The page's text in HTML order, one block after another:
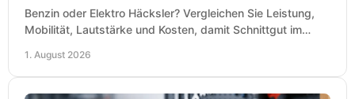
Benzin oder Elektro Häcksler? Vergleichen Sie Leistung,
Mobilität, Lautstärke und Kosten, damit Schnittgut im
1. August 2026